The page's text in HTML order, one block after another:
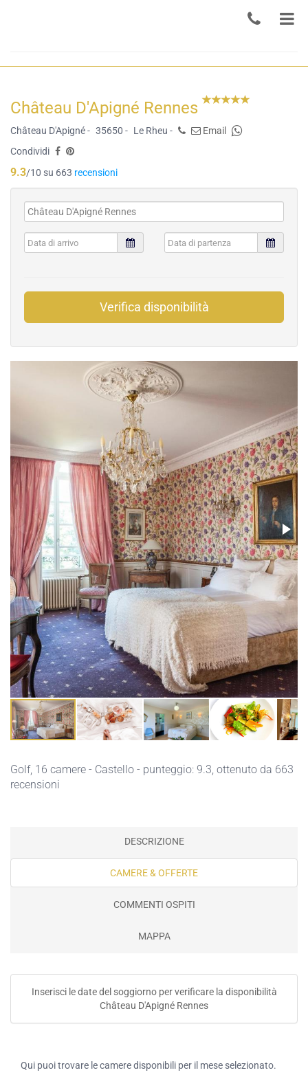
Château D'Apigné Rennes
Château D'Apigné - 35650 - Le Rheu -
Email
Condividi
9.3/10 su 663 recensioni
Verifica disponibilità
Golf, 16 camere - Castello - punteggio: 9.3, ottenuto da 663
recensioni
DESCRIZIONE
CAMERE & OFFERTE
COMMENTI OSPITI
MAPPA
Inserisci le date del soggiorno per verificare la disponibilità
Château D'Apigné Rennes
Qui puoi trovare le camere disponibili per il mese selezionato.